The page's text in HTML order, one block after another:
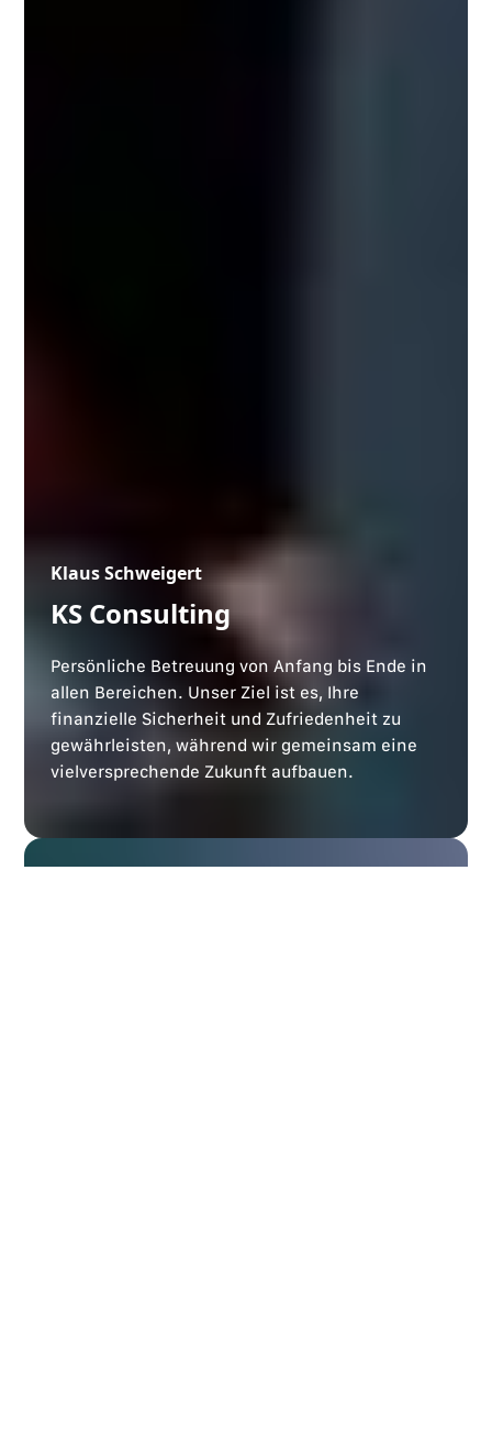
Klaus Schweigert
KS Consulting
Persönliche Betreuung von Anfang bis Ende in
allen Bereichen. Unser Ziel ist es, Ihre
finanzielle Sicherheit und Zufriedenheit zu
gewährleisten, während wir gemeinsam eine
vielversprechende Zukunft aufbauen.